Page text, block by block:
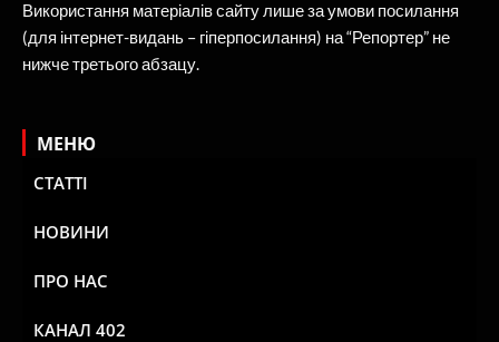
Використання матеріалів сайту лише за умови посилання
(для інтернет-видань – гіперпосилання) на “Репортер” не
нижче третього абзацу.
МЕНЮ
СТАТТІ
НОВИНИ
ПРО НАС
КАНАЛ 402